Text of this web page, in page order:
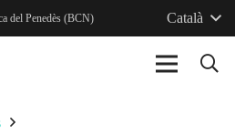
del Penedès (BCN) Català